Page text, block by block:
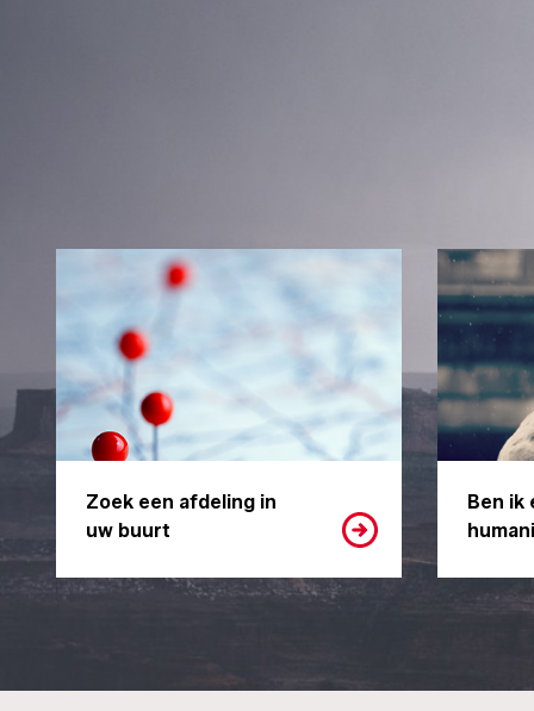
Zoek een afdeling in
uw buurt
Ben ik